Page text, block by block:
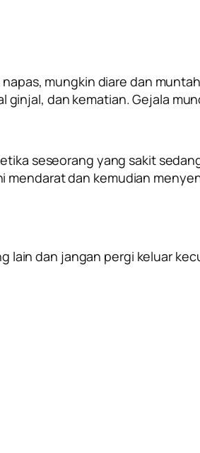
mungkin diare dan
dan kematian. Gejala
seseorang yang sakit
dan kemudian
dan jangan pergi keluar